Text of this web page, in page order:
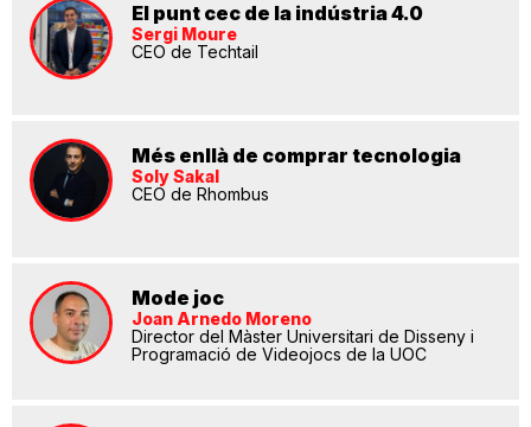
El punt cec de la indústria 4.0
Sergi Moure
CEO de Techtail
Més enllà de comprar tecnologia
Soly Sakal
CEO de Rhombus
Mode joc
Joan Arnedo Moreno
Director del Màster Universitari de Disseny i
Programació de Videojocs de la UOC